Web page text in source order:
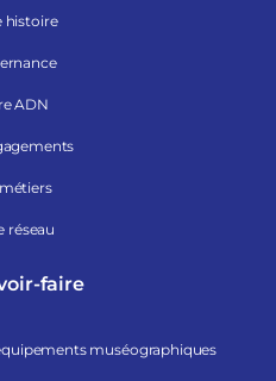
histoire
ADN
réseau
faire
muséographiques